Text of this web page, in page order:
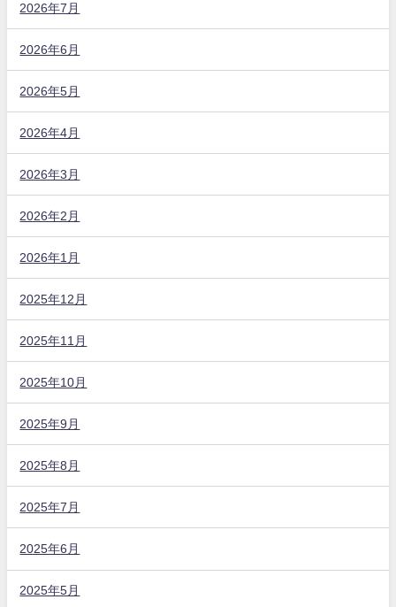
2026年7月
2026年6月
2026年5月
2026年4月
2026年3月
2026年2月
2026年1月
2025年12月
2025年11月
2025年10月
2025年9月
2025年8月
2025年7月
2025年6月
2025年5月